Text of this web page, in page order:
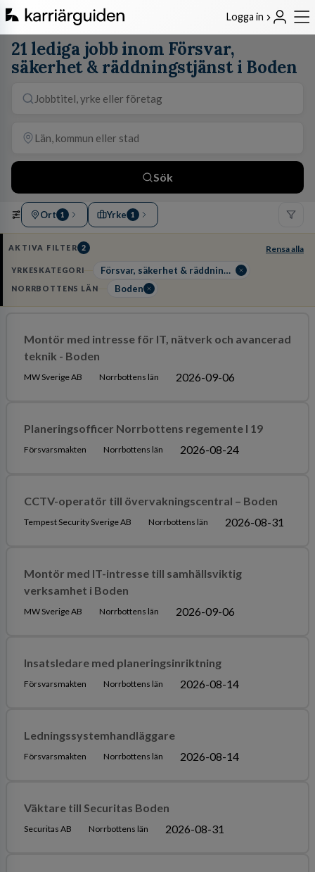
Logga in
21 lediga jobb inom Försvar,
säkerhet & räddningstjänst i Boden
Sök
Ort 1 Yrke 1
AKTIVA FILTER 2 Rensa alla
YRKESKATEGORI Försvar, säkerhet & räddningstjänst
NORRBOTTENS LÄN Boden
Montör med intresse för IT, nätverk och avancerad
teknik - Boden
MW Sverige AB Norrbottens län 2026-09-06
Planeringsofficer Norrbottens regemente I 19
Försvarsmakten Norrbottens län 2026-08-24
CCTV-operatör till övervakningscentral – Boden
Tempest Security Sverige AB Norrbottens län 2026-08-31
Montör med IT-intresse till samhällsviktig
verksamhet i Boden
MW Sverige AB Norrbottens län 2026-09-06
Insatsledare med planeringsinriktning
Försvarsmakten Norrbottens län 2026-08-14
Ledningssystemhandläggare
Försvarsmakten Norrbottens län 2026-08-14
Väktare till Securitas Boden
Securitas AB Norrbottens län 2026-08-31